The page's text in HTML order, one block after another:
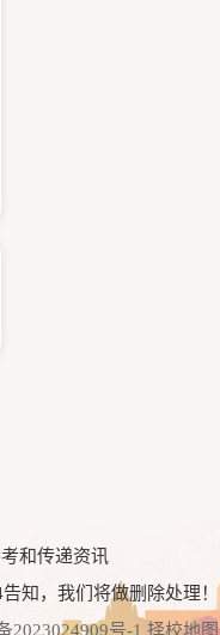
和传递资讯
告知，我们将做删除处理！
2023024909号-1 择校地图